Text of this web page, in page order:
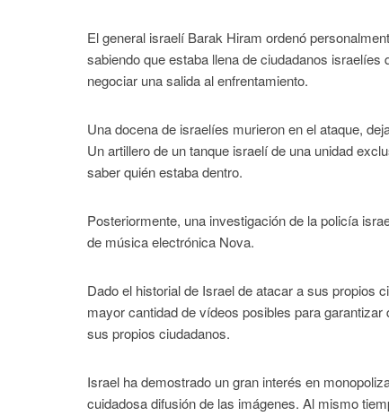
El general israelí Barak Hiram ordenó
sabiendo que estaba llena de ciudadanos
negociar una salida al enfrentamiento.
Una docena de israelíes murieron en el ataque,
Un artillero de un tanque israelí de una unidad
saber quién estaba dentro.
Posteriormente, una investigación de la policía
de música electrónica Nova.
Dado el historial de Israel de atacar a sus propios
mayor cantidad de vídeos posibles para
sus propios ciudadanos.
Israel ha demostrado un gran interés en
cuidadosa difusión de las imágenes. Al mismo